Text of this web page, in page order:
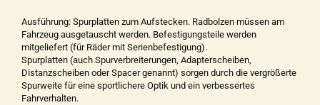
Ausführung: Spurplatten zum Aufstecken. Radbolzen müssen am
Fahrzeug ausgetauscht werden. Befestigungsteile werden
mitgeliefert (für Räder mit Serienbefestigung).
Spurplatten (auch Spurverbreiterungen, Adapterscheiben,
Distanzscheiben oder Spacer genannt) sorgen durch die vergrößerte
Spurweite für eine sportlichere Optik und ein verbessertes
Fahrverhalten.